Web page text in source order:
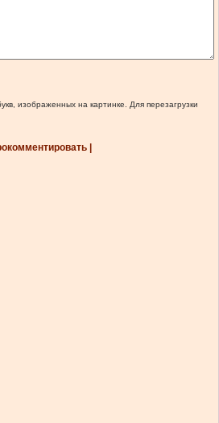
изображенных на картинке. Для перезагрузки
|